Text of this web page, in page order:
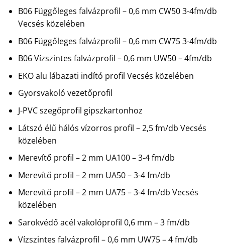
B06 Függőleges falvázprofil – 0,6 mm CW50 3-4fm/db
Vecsés közelében
B06 Függőleges falvázprofil – 0,6 mm CW75 3-4fm/db
B06 Vízszintes falvázprofil – 0,6 mm UW50 – 4fm/db
EKO alu lábazati indító profil Vecsés közelében
Gyorsvakoló vezetőprofil
J-PVC szegőprofil gipszkartonhoz
Látszó élű hálós vízorros profil – 2,5 fm/db Vecsés
közelében
Merevítő profil – 2 mm UA100 – 3-4 fm/db
Merevítő profil – 2 mm UA50 – 3-4 fm/db
Merevítő profil – 2 mm UA75 – 3-4 fm/db Vecsés
közelében
Sarokvédő acél vakolóprofil 0,6 mm – 3 fm/db
Vízszintes falvázprofil – 0,6 mm UW75 – 4 fm/db